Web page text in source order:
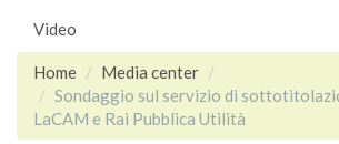
Video
Home
Media center
Sondaggio sul servizio di
LaCAM e Rai Pubblica Utilità